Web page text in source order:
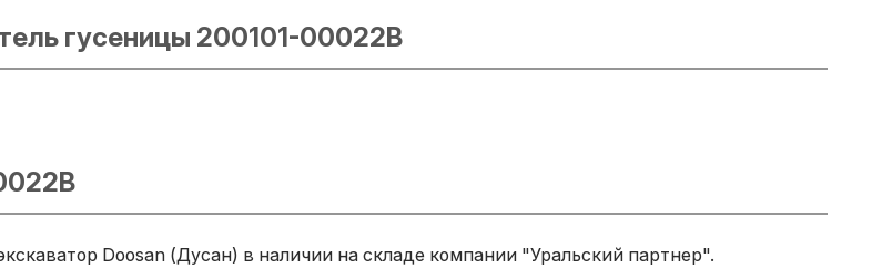
гусеницы 200101-00022B
Doosan (Дусан) в наличии на складе компании "Уральский партнер".